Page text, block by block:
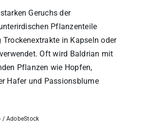
Geruchs der
Pflanzenteile
in Kapseln oder
Oft wird Baldrian mit
Pflanzen wie Hopfen,
Hafer und Passionsblume
/ AdobeStock